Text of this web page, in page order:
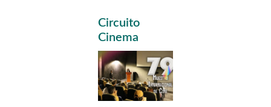
Primary
Sidebar
Circuito
Cinema